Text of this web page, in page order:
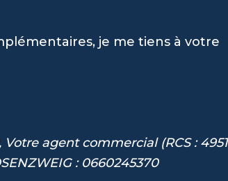
je me tiens à votre
agent commercial (RCS :
: 0660245370